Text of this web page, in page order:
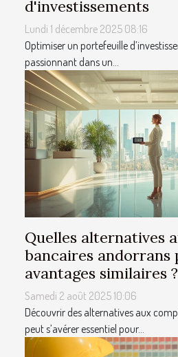
d'investissements
Lundi 1 décembre 2025 08:16
Optimiser un portefeuille
passionnant dans un...
Quelles alternatives
bancaires andorrans
avantages similaires ?
Samedi 2 août 2025 10:06
Découvrir des alternatives aux
peut s’avérer essentiel pour...